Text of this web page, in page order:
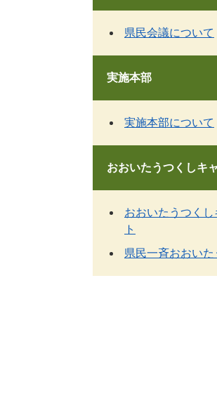
県民会議について
実施本部
実施本部について
おおいたうつくしキ
おおいたうつく
ト
県民一斉おおい